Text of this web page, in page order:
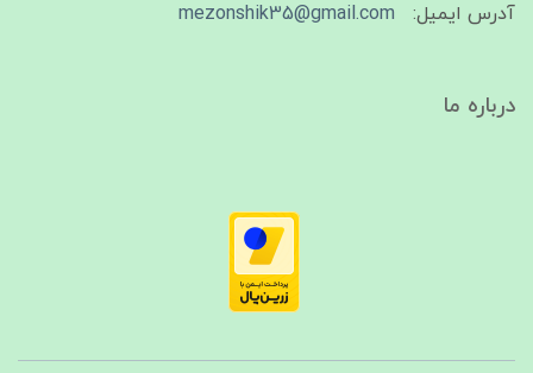
آدرس ایمیل:
mezonshik35@gmail.com
درباره ما